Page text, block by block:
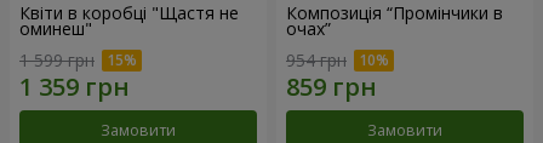
Квіти в коробці "Щастя не
оминеш"
1 599 грн
Замовити
Композиція “Промінчики в
очах”
954 грн
Замовити